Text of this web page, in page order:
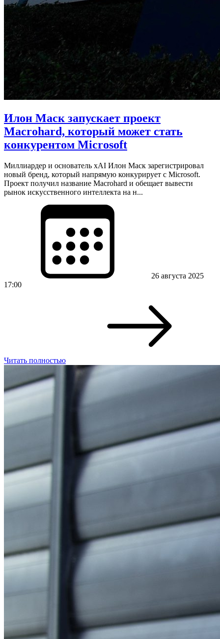
Илон Маск запускает проект
Macrohard, который может стать
конкурентом Microsoft
Миллиардер и основатель xAI Илон Маск зарегистрировал
новый бренд, который напрямую конкурирует с Microsoft.
Проект получил название Macrohard и обещает вывести
рынок искусственного интеллекта на н...
26 августа 2025
17:00
Читать полностью